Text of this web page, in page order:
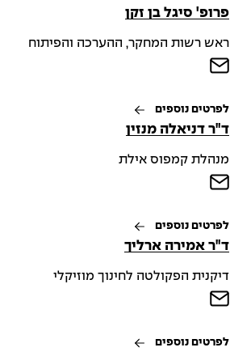
פרופ' סיגל בן זקן
ראש רשות המחקר, ההערכה והפיתוח
לפרטים נוספים
ד"ר דניאלה מנזין
מנהלת קמפוס אילת
לפרטים נוספים
ד"ר אמירה ארליך
דיקנית הפקולטה לחינוך מוזיקלי
לפרטים נוספים